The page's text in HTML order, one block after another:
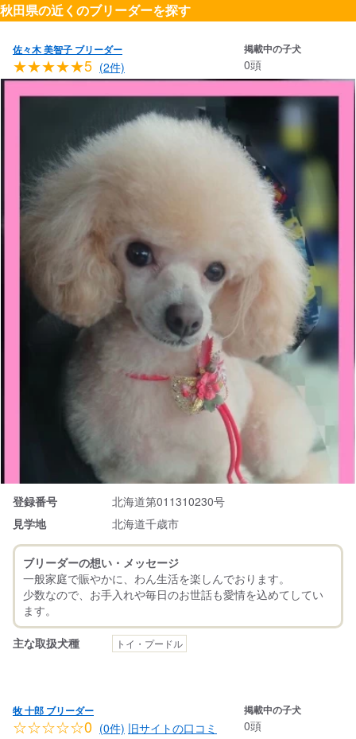
秋田県の近くのブリーダーを探す
佐々木 美智子 ブリーダー
★★★★★5 (2件)
掲載中の子犬
0頭
登録番号
北海道第011310230号
見学地
北海道千歳市
ブリーダーの想い・メッセージ
一般家庭で賑やかに、わん生活を楽しんでおります。
少数なので、お手入れや毎日のお世話も愛情を込めてしてい
主な取扱犬種 トイ・プードル
牧 十郎 ブリーダー
☆☆☆☆☆0 (0件) 旧サイトの口コミ
掲載中の子犬
0頭